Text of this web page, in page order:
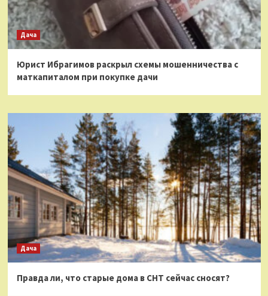
Дача
Юрист Ибрагимов раскрыл схемы мошенничества с
маткапиталом при покупке дачи
Дача
Правда ли, что старые дома в СНТ сейчас сносят?